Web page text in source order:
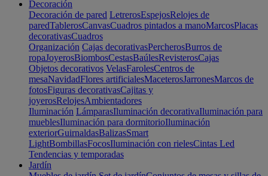
Decoración
Decoración de pared LetrerosEspejosRelojes de
paredTablerosCanvasCuadros pintados a manoMarcosPlacas
decorativasCuadros
Organización Cajas decorativasPercherosBurros de
ropaJoyerosBiombosCestasBaúlesRevisterosCajas
Objetos decorativos VelasFarolesCentros de
mesaNavidadFlores artificialesMaceterosJarronesMarcos de
fotosFiguras decorativasCajitas y
joyerosRelojesAmbientadores
Iluminación LámparasIluminación decorativaIluminación para
mueblesIluminación para dormitorioIluminación
exteriorGuirnaldasBalizasSmart
LightBombillasFocosIluminación con rielesCintas Led
Tendencias y temporadas
Jardín